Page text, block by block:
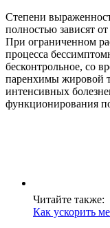
Степени
полностью зависят
При ограниченном
процесса
бесконтрольное, со
паренхимы жировой
интенсивных
функционирования
Читайте также:
Как ускорить